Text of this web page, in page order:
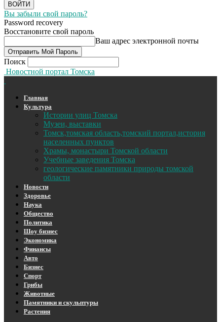
Вы забыли свой пароль?
Password recovery
Восстановите свой пароль
Ваш адрес электронной почты
Поиск
Новостной портал Томска
Главная
Культура
Истории улиц Томска
Музеи, выставки
Томск,томская область,томский портал,история
населенных пунктов
Храмы, монастыри Томской области
Учебные заведения Томска
геологические памятники природы томской
области
Новости
Здоровье
Наука
Общество
Политика
Шоу бизнес
Экономика
Финансы
Авто
Бизнес
Спорт
Грибы
Животные
Памятники и скульптуры
Растения